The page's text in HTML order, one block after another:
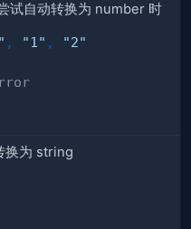
试自动转换为 number 时
, "1" , "2"
换为 string